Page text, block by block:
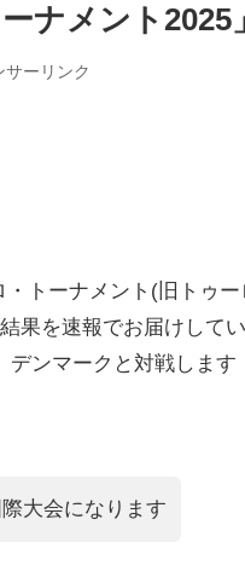
ナメント2025
サーリンク
トーナメント(旧トゥー
果を速報でお届けして
ンマークと対戦します
大会になります